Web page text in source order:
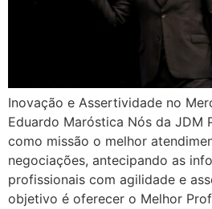
Inovação e Assertividade no
Eduardo Maróstica Nós da JDM
como missão o melhor
negociações, antecipando as
profissionais com agilidade e
objetivo é oferecer o Melhor